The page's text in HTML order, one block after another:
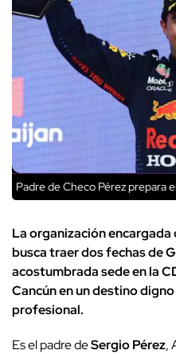
Padre de Checo Pérez prepara
La organización encargada
busca traer dos fechas de
acostumbrada sede en la
Cancún en un destino
profesional.
Es el padre deSergio Pérez,